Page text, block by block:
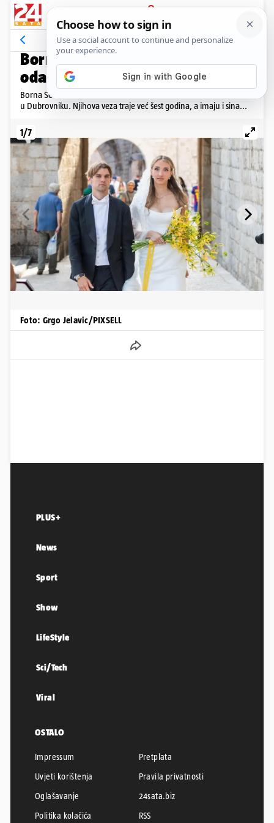
PRIJAVA
Galerija Komentari
LIJEPA IVONA
Borna Sosa se oženio: Evo tko je
odabranica našeg nogometaša
Borna Sosa i Ivona Šimunović izrekli su sudbonosno 'da' u subotu
u Dubrovniku. Njihova veza traje već šest godina, a imaju i sina...
1/7
Foto: Grgo Jelavic/PIXSELL
PLUS+
News
Sport
Show
LifeStyle
Sci/Tech
Viral
OSTALO
Impressum
Pretplata
Uvjeti korištenja
Pravila privatnosti
Oglašavanje
24sata.biz
Politika kolačića
RSS